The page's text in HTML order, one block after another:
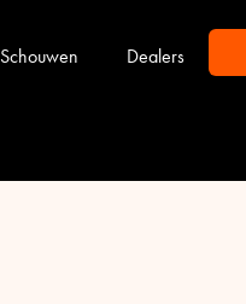
Schouwen Dealers